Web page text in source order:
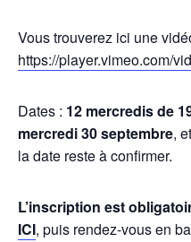
Vous trouverez ici une
https://player.vimeo.com/
Dates : 12 mercredis de
mercredi 30 septembre,
la date reste à confirmer.
L’inscription est
ICI, puis rendez-vous en